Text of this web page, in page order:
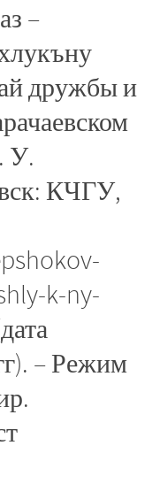
–
дружбы и
У.
КЧГУ,
k-ny-
– Режим